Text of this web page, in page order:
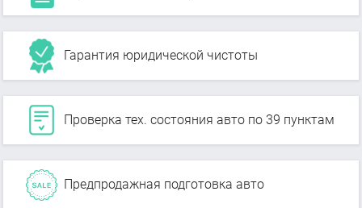
Гарантия юридической чистоты
Проверка тех. состояния авто по 39 пунктам
Предпродажная подготовка авто